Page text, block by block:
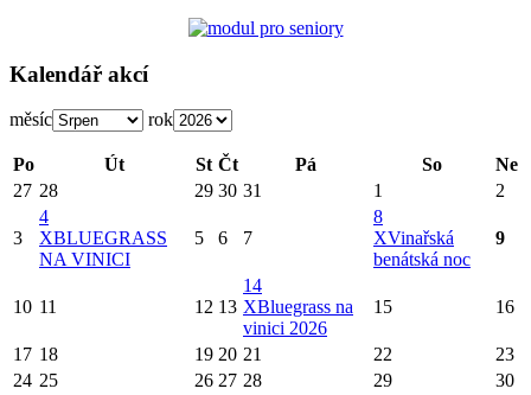
Kalendář akcí
měsíc rok
Po Út St Čt Pá So
Ne
27 28 29 30 31 1 2
3
4
XBLUEGRASS
NA VINICI
5 6 7
8
XVinařská
benátská noc
9
10 11 12 13
14
XBluegrass na
vinici 2026
15 16
17 18 19 20 21 22
23
24 25 26 27 28 29
30